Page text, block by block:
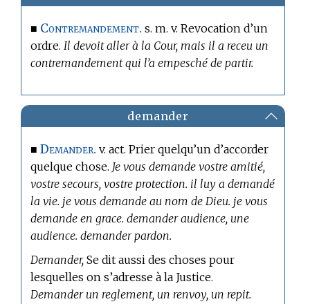
■ Contremandement. s. m. v. Revocation d’un
ordre. Il devoit aller à la Cour, mais il a receu un
contremandement qui l’a empesché de partir.
demander
■Demander. v. act. Prier quelqu’un d’accorder
quelque chose. Je vous demande vostre amitié,
vostre secours, vostre protection. il luy a demandé
la vie. je vous demande au nom de Dieu. je vous
demande en grace. demander audience, une
audience. demander pardon.
Demander, Se dit aussi des choses pour
lesquelles on s’adresse à la Justice.
Demander un reglement, un renvoy, un repit.